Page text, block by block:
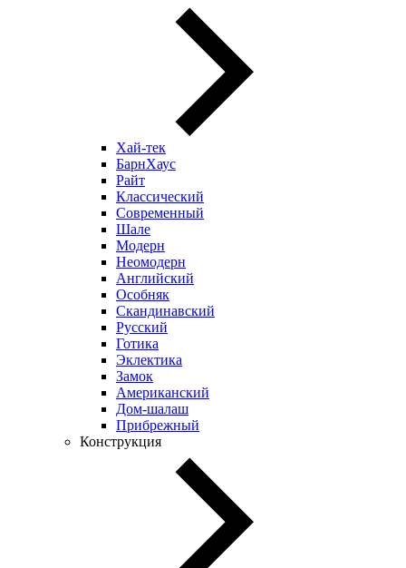
Хай-тек
БарнХаус
Райт
Классический
Современный
Шале
Модерн
Неомодерн
Английский
Особняк
Скандинавский
Русский
Готика
Эклектика
Замок
Американский
Дом-шалаш
Прибрежный
Конструкция